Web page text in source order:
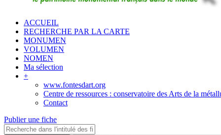
ACCUEIL
RECHERCHE PAR LA CARTE
MONUMEN
VOLUMEN
NOMEN
Ma sélection
+
www.fontesdart.org
Centre de ressources : conservatoire des Arts de la
Contact
Publier une fiche